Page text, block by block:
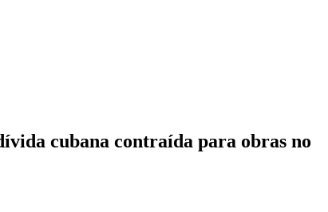
cubana contraída para obras no